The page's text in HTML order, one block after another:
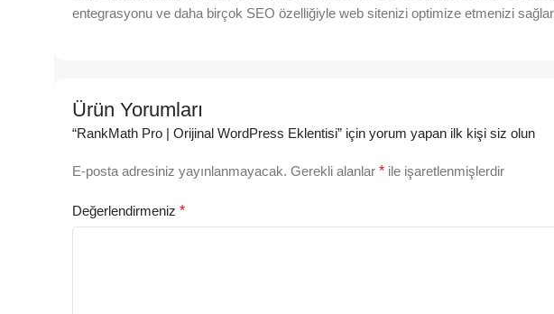
entegrasyonu ve daha birçok SEO özelliğiyle web sitenizi optimize etmenizi
Ürün Yorumları
“RankMath Pro | Orijinal WordPress Eklentisi” için yorum yapan ilk kişi siz olun
E-posta adresiniz yayınlanmayacak. Gerekli alanlar * ile işaretlenmişlerdir
Değerlendirmeniz *